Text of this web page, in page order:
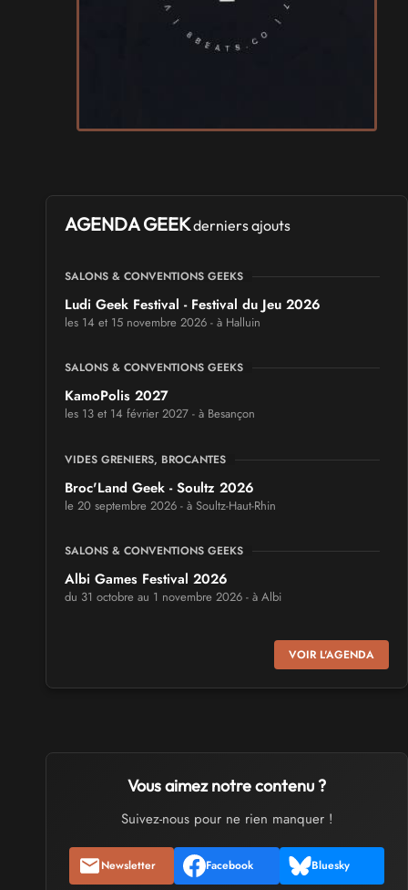
AGENDA GEEKderniers ajouts
SALONS & CONVENTIONS GEEKS
Ludi Geek Festival - Festival du Jeu 2026
les 14 et 15 novembre 2026 - à Halluin
SALONS & CONVENTIONS GEEKS
KamoPolis 2027
les 13 et 14 février 2027 - à Besançon
VIDES GRENIERS, BROCANTES
Broc'Land Geek - Soultz 2026
le 20 septembre 2026 - à Soultz-Haut-Rhin
SALONS & CONVENTIONS GEEKS
Albi Games Festival 2026
du 31 octobre au 1 novembre 2026 - à Albi
Virtual Calais - salon du jeu vidéo et des loisirs
numériques 2026
SALONS & CONVENTIONS GEEKS
Trolls et Légendes 2027
CULTURE JAPONAISE ET OTAKU
Mang'Azur 2027
VOIR L'AGENDA
Vous aimez notre contenu ?
Suivez-nous pour ne rien manquer !
Newsletter Facebook Bluesky